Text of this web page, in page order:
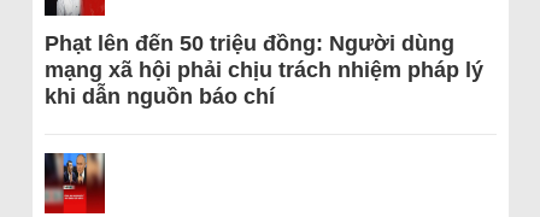
Phạt lên đến 50 triệu đồng: Người dùng
mạng xã hội phải chịu trách nhiệm pháp lý
khi dẫn nguồn báo chí